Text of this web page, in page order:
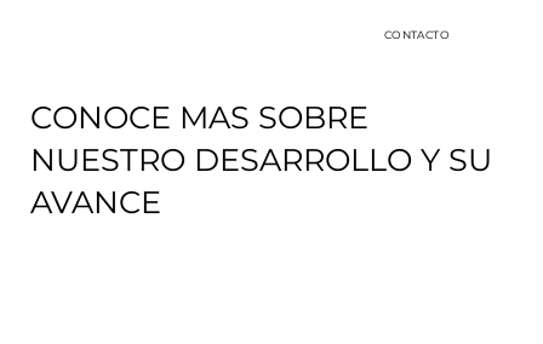
CONTACTO
CONOCE MAS SOBRE
NUESTRO DESARROLLO Y SU
AVANCE